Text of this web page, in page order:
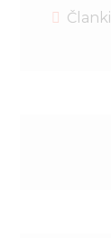
Članki